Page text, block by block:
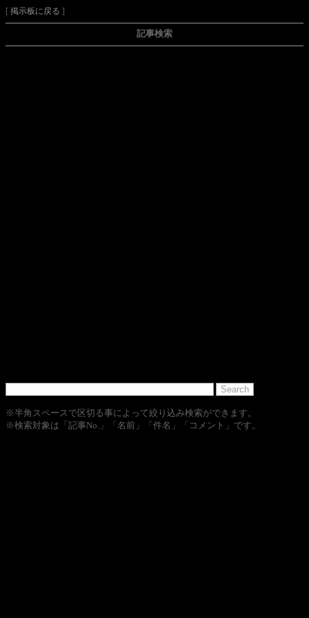
[ 掲示板に戻る ]
記事検索
※半角スペースで区切る事によって絞り込み検索ができます。
※検索対象は「記事No.」「名前」「件名」「コメント」です。